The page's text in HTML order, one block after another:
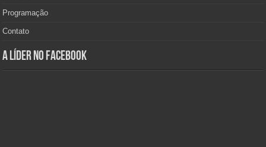
Programação
Contato
A Líder no Facebook